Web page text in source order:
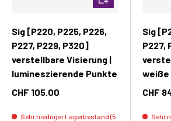
Sig [P220, P225, P226,
P227, P229, P320]
verstellbare Visierung |
lumineszierende Punkte
CHF 105.00
Sehr niedriger Lagerbestand (5
Sig
P227,
weiße
CHF
Sehr